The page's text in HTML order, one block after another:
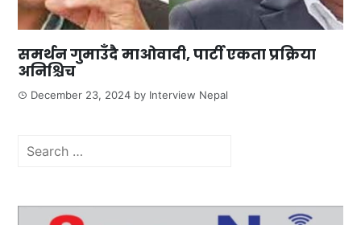
समर्थन गुमाउँदै माओवादी, पार्टी एकता प्रक्रिया
अनिश्चिच
December 23, 2024 by Interview Nepal
Search